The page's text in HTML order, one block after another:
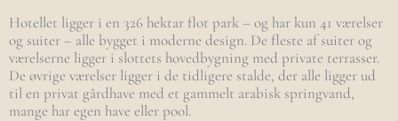
Hotellet ligger i en 326 hektar flot park – og har kun 41 værelser
og suiter – alle bygget i moderne design. De fleste af suiter og
værelserne ligger i slottets hovedbygning med private terrasser.
De øvrige værelser ligger i de tidligere stalde, der alle ligger ud
til en privat gårdhave med et gammelt arabisk springvand,
mange har egen have eller pool.